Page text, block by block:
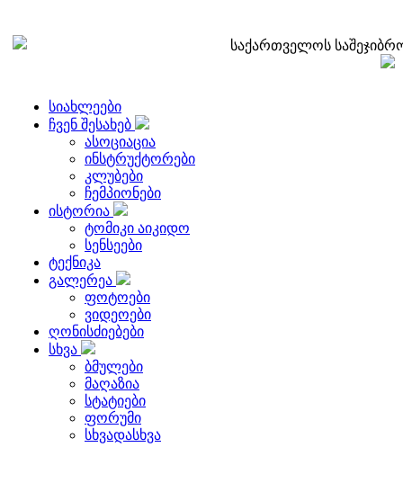
საქართველოს
სიახლეები
ჩვენ შესახებ
ასოციაცია
ინსტრუქტორები
კლუბები
ჩემპიონები
ისტორია
ტომიკი აიკიდო
სენსეები
ტექნიკა
გალერეა
ფოტოები
ვიდეოები
ღონისძიებები
სხვა
ბმულები
მაღაზია
სტატიები
ფორუმი
სხვადასხვა